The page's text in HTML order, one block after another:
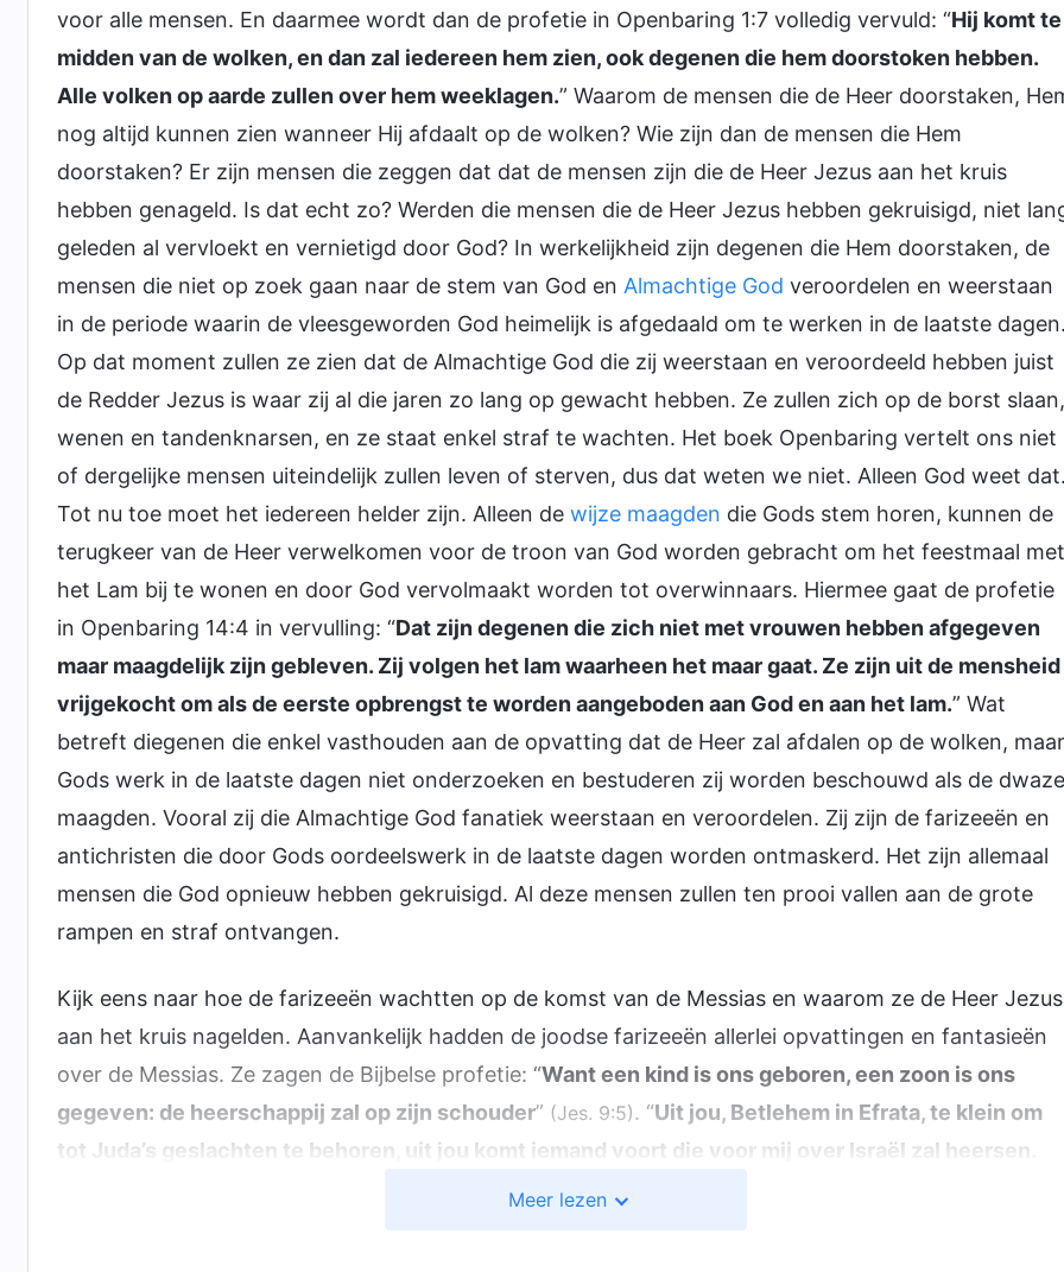
voor alle mensen. En daarmee wordt dan de profetie in Openbaring 1:7 volledig vervuld: “Hij komt te
midden van de wolken, en dan zal iedereen hem zien, ook degenen die hem doorstoken hebben.
Alle volken op aarde zullen over hem weeklagen.” Waarom de mensen die de Heer doorstaken,
nog altijd kunnen zien wanneer Hij afdaalt op de wolken? Wie zijn dan de mensen die Hem
doorstaken? Er zijn mensen die zeggen dat dat de mensen zijn die de Heer Jezus aan het kruis
hebben genageld. Is dat echt zo? Werden die mensen die de Heer Jezus hebben gekruisigd, niet
geleden al vervloekt en vernietigd door God? In werkelijkheid zijn degenen die Hem doorstaken, de
mensen die niet op zoek gaan naar de stem van God en Almachtige God veroordelen en weerstaan
in de periode waarin de vleesgeworden God heimelijk is afgedaald om te werken in de laatste
Op dat moment zullen ze zien dat de Almachtige God die zij weerstaan en veroordeeld hebben juist
de Redder Jezus is waar zij al die jaren zo lang op gewacht hebben. Ze zullen zich op de borst slaan,
wenen en tandenknarsen, en ze staat enkel straf te wachten. Het boek Openbaring vertelt ons niet
of dergelijke mensen uiteindelijk zullen leven of sterven, dus dat weten we niet. Alleen God weet
Tot nu toe moet het iedereen helder zijn. Alleen de wijze maagden die Gods stem horen, kunnen de
terugkeer van de Heer verwelkomen voor de troon van God worden gebracht om het feestmaal met
het Lam bij te wonen en door God vervolmaakt worden tot overwinnaars. Hiermee gaat de profetie
in Openbaring 14:4 in vervulling: “Dat zijn degenen die zich niet met vrouwen hebben afgegeven
maar maagdelijk zijn gebleven. Zij volgen het lam waarheen het maar gaat. Ze zijn uit de mensheid
vrijgekocht om als de eerste opbrengst te worden aangeboden aan God en aan het lam.” Wat
betreft diegenen die enkel vasthouden aan de opvatting dat de Heer zal afdalen op de wolken, maar
Gods werk in de laatste dagen niet onderzoeken en bestuderen zij worden beschouwd als de dwaze
maagden. Vooral zij die Almachtige God fanatiek weerstaan en veroordelen. Zij zijn de farizeeën en
antichristen die door Gods oordeelswerk in de laatste dagen worden ontmaskerd. Het zijn allemaal
mensen die God opnieuw hebben gekruisigd. Al deze mensen zullen ten prooi vallen aan de grote
rampen en straf ontvangen.
Kijk eens naar hoe de farizeeën wachtten op de komst van de Messias en waarom ze de Heer Jezus
aan het kruis nagelden. Aanvankelijk hadden de joodse farizeeën allerlei opvattingen en fantasieën
over de Messias. Ze zagen de Bijbelse profetie: “Want een kind is ons geboren, een zoon is ons
gegeven: de heerschappij zal op zijn schouder” (Jes. 9:5). “Uit jou, Betlehem in Efrata, te klein om
tot Juda’s geslachten te behoren, uit jou komt iemand voort die voor mij over Israël zal heersen.
Zijn oorsprong ligt in lang vervlogen tijden, in de dagen van weleer
Meer lezen